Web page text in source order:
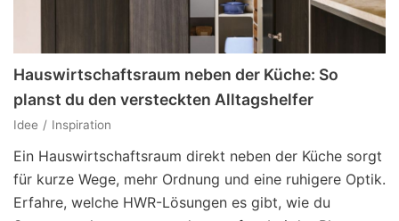
Hauswirtschaftsraum neben der Küche: So
planst du den versteckten Alltagshelfer
Idee Inspiration
Ein Hauswirtschaftsraum direkt neben der Küche sorgt
für kurze Wege, mehr Ordnung und eine ruhigere Optik.
Erfahre, welche HWR-Lösungen es gibt, wie du